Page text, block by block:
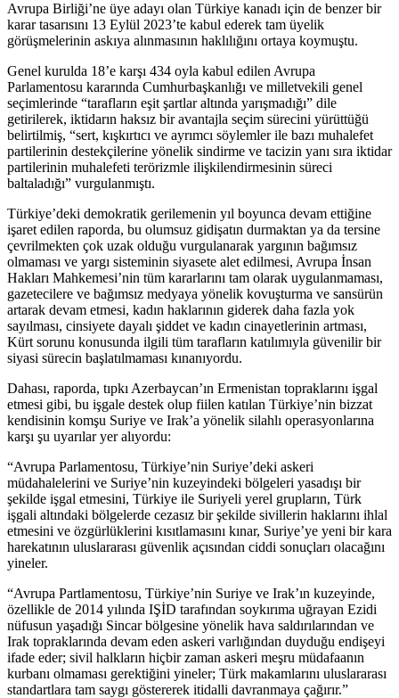
Avrupa Birliği’ne üye adayı olan Türkiye kanadı için de benzer bir
karar tasarısını 13 Eylül 2023’te kabul ederek tam üyelik
görüşmelerinin askıya alınmasının haklılığını ortaya koymuştu.
Genel kurulda 18’e karşı 434 oyla kabul edilen Avrupa
Parlamentosu kararında Cumhurbaşkanlığı ve milletvekili genel
seçimlerinde “tarafların eşit şartlar altında yarışmadığı” dile
getirilerek, iktidarın haksız bir avantajla seçim sürecini yürüttüğü
belirtilmiş, “sert, kışkırtıcı ve ayrımcı söylemler ile bazı muhalefet
partilerinin destekçilerine yönelik sindirme ve tacizin yanı sıra iktidar
partilerinin muhalefeti terörizmle ilişkilendirmesinin süreci
baltaladığı” vurgulanmıştı.
Türkiye’deki demokratik gerilemenin yıl boyunca devam ettiğine
işaret edilen raporda, bu olumsuz gidişatın durmaktan ya da tersine
çevrilmekten çok uzak olduğu vurgulanarak yargının bağımsız
olmaması ve yargı sisteminin siyasete alet edilmesi, Avrupa İnsan
Hakları Mahkemesi’nin tüm kararlarını tam olarak uygulanmaması,
gazetecilere ve bağımsız medyaya yönelik kovuşturma ve sansürün
artarak devam etmesi, kadın haklarının giderek daha fazla yok
sayılması, cinsiyete dayalı şiddet ve kadın cinayetlerinin artması,
Kürt sorunu konusunda ilgili tüm tarafların katılımıyla güvenilir bir
siyasi sürecin başlatılmaması kınanıyordu.
Dahası, raporda, tıpkı Azerbaycan’ın Ermenistan topraklarını işgal
etmesi gibi, bu işgale destek olup fiilen katılan Türkiye’nin bizzat
kendisinin komşu Suriye ve Irak’a yönelik silahlı operasyonlarına
karşı şu uyarılar yer alıyordu:
“Avrupa Parlamentosu, Türkiye’nin Suriye’deki askeri
müdahalelerini ve Suriye’nin kuzeyindeki bölgeleri yasadışı bir
şekilde işgal etmesini, Türkiye ile Suriyeli yerel grupların, Türk
işgali altındaki bölgelerde cezasız bir şekilde sivillerin haklarını ihlal
etmesini ve özgürlüklerini kısıtlamasını kınar, Suriye’ye yeni bir kara
harekatının uluslararası güvenlik açısından ciddi sonuçları olacağını
yineler.
“Avrupa Partlamentosu, Türkiye’nin Suriye ve Irak’ın kuzeyinde,
özellikle de 2014 yılında IŞİD tarafından soykırıma uğrayan Ezidi
nüfusun yaşadığı Sincar bölgesine yönelik hava saldırılarından ve
Irak topraklarında devam eden askeri varlığından duyduğu endişeyi
ifade eder; sivil halkların hiçbir zaman askeri meşru müdafaanın
kurbanı olmaması gerektiğini yineler; Türk makamlarını uluslararası
standartlara tam saygı göstererek itidalli davranmaya çağırır.”